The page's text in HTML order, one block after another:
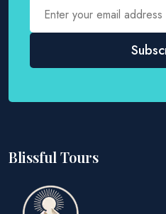
Blissful Tours